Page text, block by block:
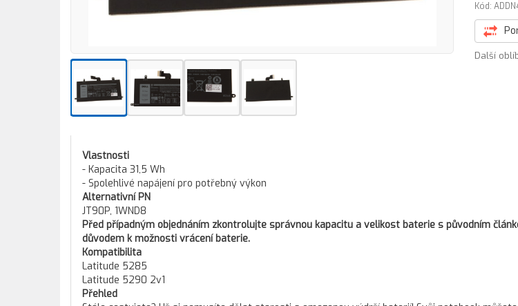
Kód:
Další
Vlastnosti
- Kapacita 31,5 Wh
- Spolehlivé napájení pro potřebný výkon
Alternativní PN
JT90P, 1WND8
Před případným objednáním zkontrolujte správnou kapacitu a velikost baterie s původním
důvodem k možnosti vrácení baterie.
Kompatibilita
Latitude 5285
Latitude 5290 2v1
Přehled